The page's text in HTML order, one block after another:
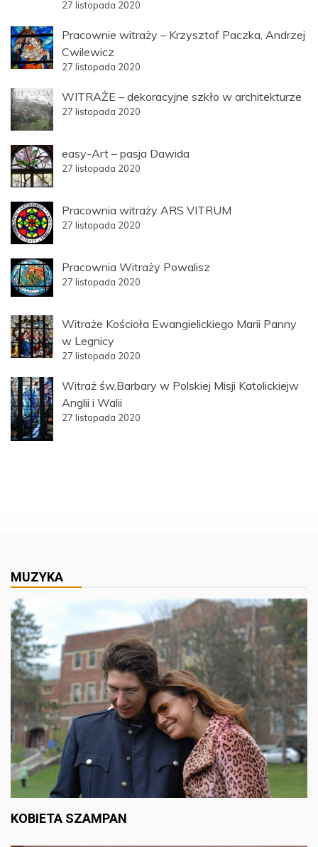
27 listopada 2020
Pracownie witraży – Krzysztof Paczka, Andrzej
Cwilewicz
27 listopada 2020
WITRAŻE – dekoracyjne szkło w architekturze
27 listopada 2020
easy-Art – pasja Dawida
27 listopada 2020
Pracownia witraży ARS VITRUM
27 listopada 2020
Pracownia Witraży Powalisz
27 listopada 2020
Witraże Kościoła Ewangielickiego Marii Panny
w Legnicy
27 listopada 2020
Witraż św.Barbary w Polskiej Misji Katolickiejw
Anglii i Walii
27 listopada 2020
MUZYKA
KOBIETA SZAMPAN